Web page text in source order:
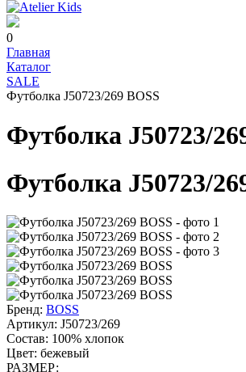
0
Главная
Каталог
SALE
Футболка J50723/269 BOSS
Футболка J50723/
Футболка J50723/
Бренд: BOSS
Артикул: J50723/269
Состав: 100% хлопок
Цвет: бежевый
РАЗМЕР: